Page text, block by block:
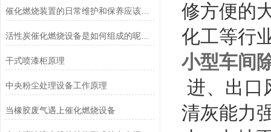
催化燃烧装置的日常维护和保养应该这样做
活性炭催化燃烧设备是如何组成的呢？一起来看看吧
干式喷漆柜原理
中央粉尘处理设备工作原理
当橡胶废气遇上催化燃烧设备
修方便的
化工等行
小型车间
进、出口
清灰能力